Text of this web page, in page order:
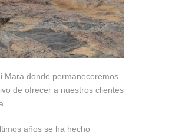
Mara donde permaneceremos
de ofrecer a nuestros clientes
años se ha hecho